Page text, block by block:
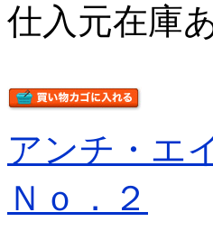
仕入元在庫
アンチ・
Ｎｏ．２